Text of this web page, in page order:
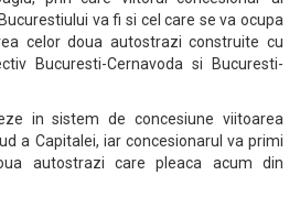
va fi si cel care se va ocupa
celor doua autostrazi construite cu
Bucuresti-Cernavoda si Bucuresti-
in sistem de concesiune viitoarea
a Capitalei, iar concesionarul va primi
autostrazi care pleaca acum din